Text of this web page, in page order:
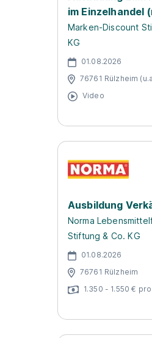
im Einzelhandel
Marken-Discount
KG
01.08.2026
76761 Rülzheim
Video
Ausbildung
Norma
Stiftung & Co. KG
01.08.2026
76761 Rülzheim
1.350 - 1.550 €